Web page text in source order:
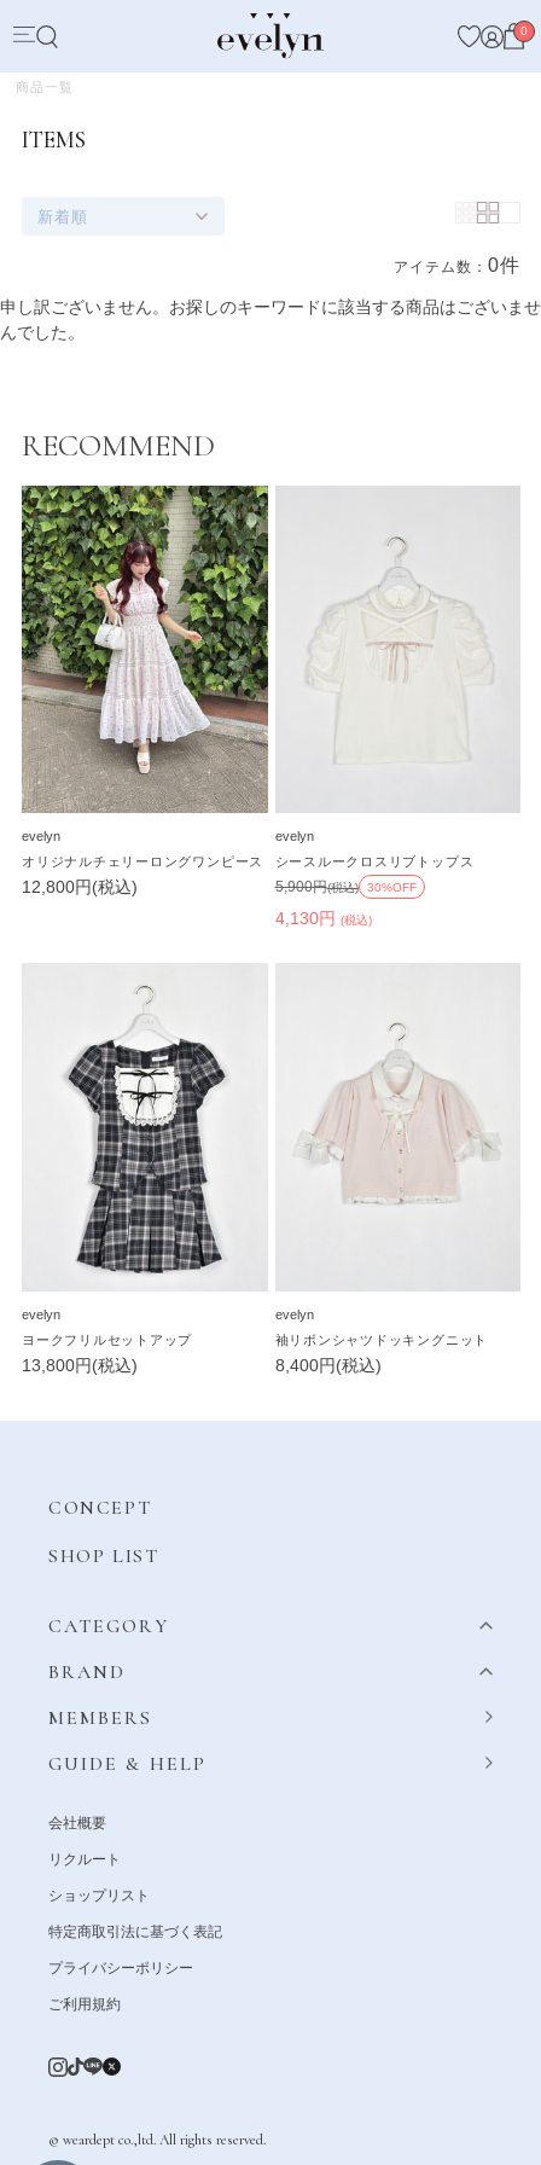
0
商品一覧
ITEMS
新着順
アイテム数：0件
商品一覧
申し訳ございません。お探しのキーワードに該当する商品はございませ
んでした。
RECOMMEND
evelyn
オリジナルチェリーロングワンピース
12,800円(税込)
evelyn
シースルークロスリブトップス
4,130円 (税込)
5,900円(税込) 30%OFF
evelyn
ヨークフリルセットアップ
13,800円(税込)
evelyn
袖リボンシャツドッキングニット
8,400円(税込)
CONCEPT
SHOP LIST
CATEGORY
BRAND
MEMBERS
GUIDE & HELP
会社概要
リクルート
ショップリスト
特定商取引法に基づく表記
プライバシーポリシー
ご利用規約
© weardept co.,ltd. All rights reserved.